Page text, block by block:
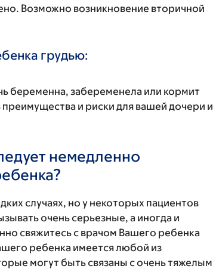
Возможно возникновение вторичной
грудью:
беременна, забеременела или кормит
и риски для вашей дочери и
немедленно
случаях, но у некоторых пациентов
очень серьезные, а иногда и
свяжитесь с врачом Вашего ребенка
ребенка имеется любой из
могут быть связаны с очень тяжелым